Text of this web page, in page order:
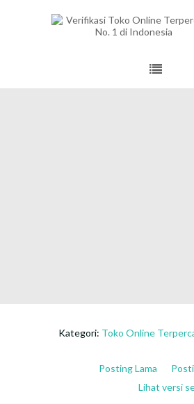
Kategori: Toko Online
Posting Lama
Lihat versi